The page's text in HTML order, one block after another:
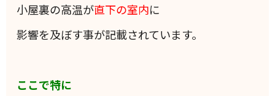
小屋裏の高温が直下の室内に
影響を及ぼす事が記載されています。
ここで特に